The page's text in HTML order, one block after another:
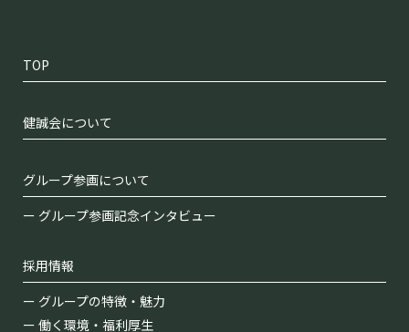
TOP
健誠会について
グループ参画について
グループ参画記念インタビュー
採用情報
グループの特徴・魅力
働く環境・福利厚⽣